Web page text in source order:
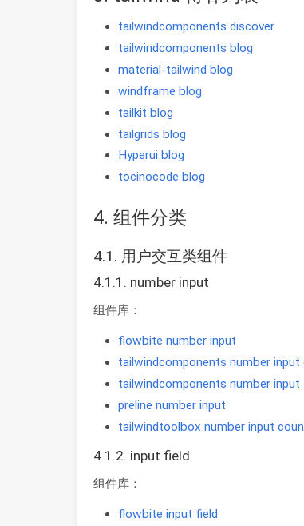
tailwindcomponents discover
tailwindcomponents blog
material-tailwind blog
windframe blog
tailkit blog
tailgrids blog
Hyperui blog
tocinocode blog
4. 组件分类
4.1. 用户交互类组件
4.1.1. number input
组件库：
flowbite number input
tailwindcomponents number input
tailwindcomponents number input
preline number input
tailwindtoolbox number input
4.1.2. input field
组件库：
flowbite input field